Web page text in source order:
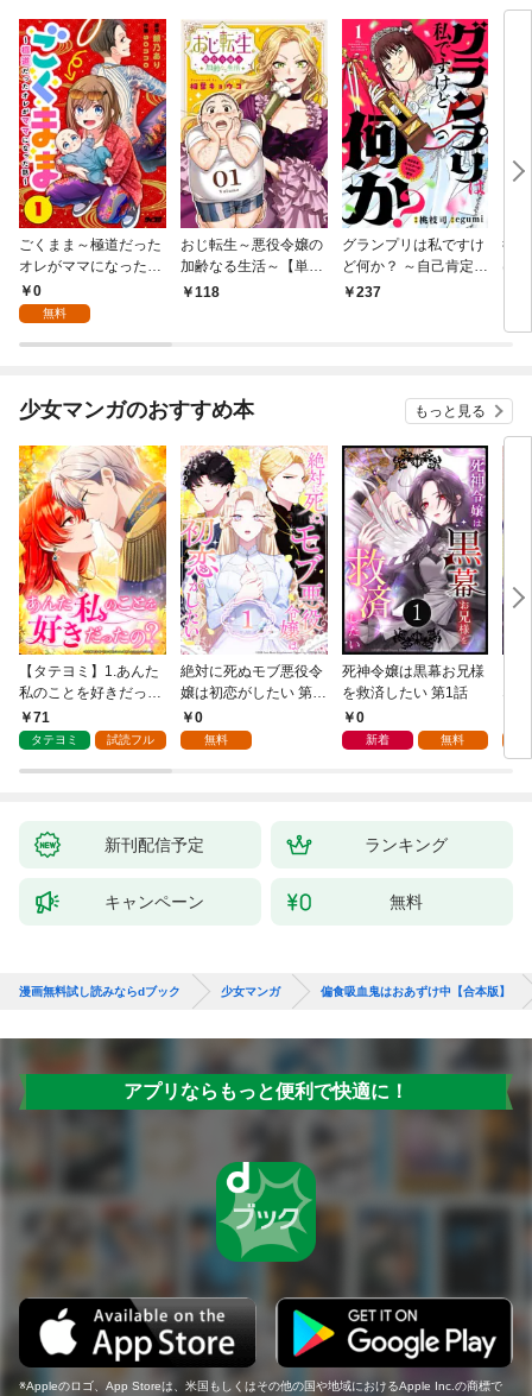
ごくまま～極道だった
オレがママになった話
～【単話】（１）
0
無料
おじ転生～悪役令嬢の
加齢なる生活～【単
話】（１）
118
グランプリは私ですけ
ど何か？ ～自己肯定モ
ンスターのミスコン無
237
後
は
少女マンガのおすすめ本 もっと見る
【タテヨミ】1.あんた
私のことを好きだった
の？
71
タテヨミ 試読フル
絶対に死ぬモブ悪役令
嬢は初恋がしたい 第1
話0
無料
死神令嬢は黒幕お兄様
を救済したい 第1話
0
新着 無料
な
新刊配信予定 ランキング
キャンペーン 無料
漫画無料試し読みならdブック 少女マンガ 偏食吸血鬼はおあずけ中【合本版】
アプリならもっと便利で快適に！
Appleのロゴ、App Storeは、米国もしくはその他の国や地域におけるApple Inc.の商標で